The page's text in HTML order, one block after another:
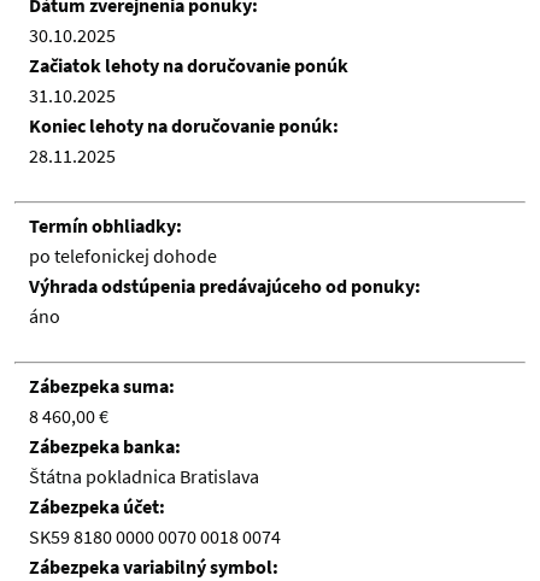
Dátum zverejnenia ponuky:
30.10.2025
Začiatok lehoty na doručovanie ponúk
31.10.2025
Koniec lehoty na doručovanie ponúk:
28.11.2025
Termín obhliadky:
po telefonickej dohode
Výhrada odstúpenia predávajúceho od ponuky:
áno
Zábezpeka suma:
8 460,00 €
Zábezpeka banka:
Štátna pokladnica Bratislava
Zábezpeka účet:
SK59 8180 0000 0070 0018 0074
Zábezpeka variabilný symbol: